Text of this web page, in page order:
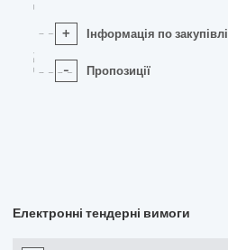
+ Інформація по закупівлі
- Пропозиції
Електронні тендерні вимоги